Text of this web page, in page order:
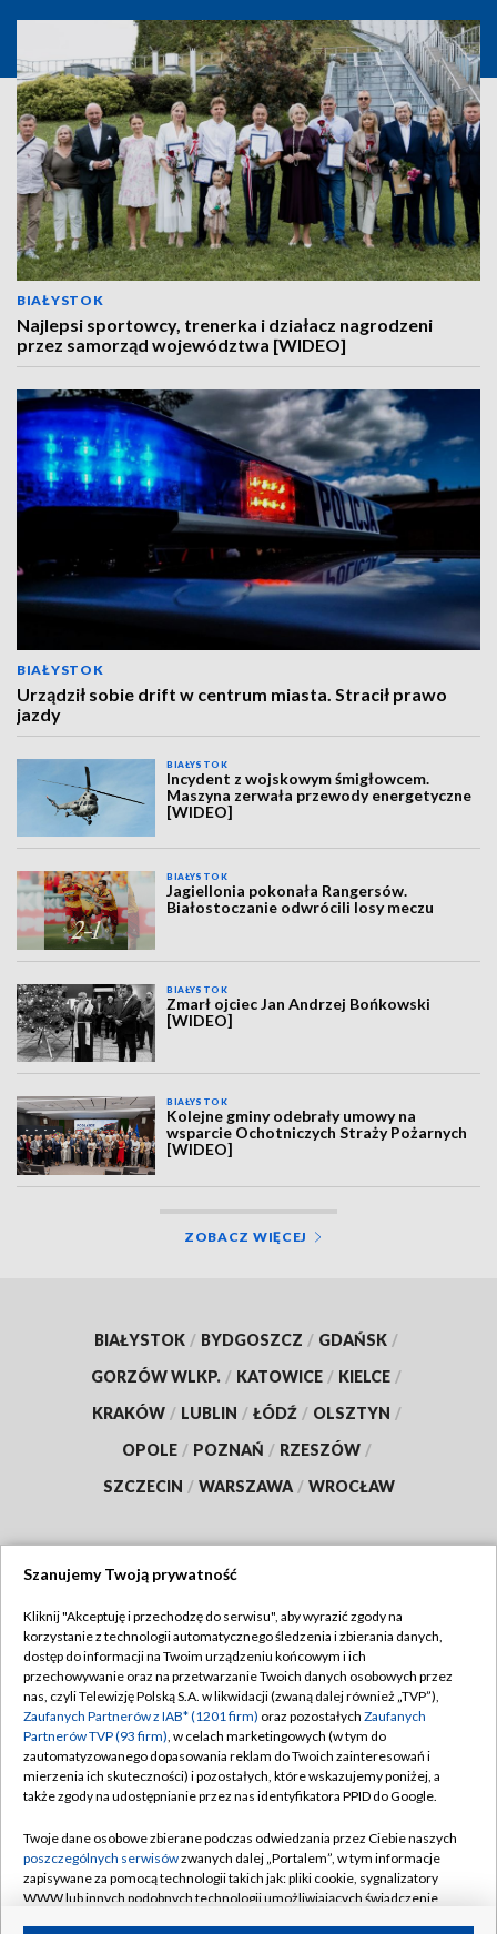
BIAŁYSTOK
Najlepsi sportowcy, trenerka i działacz nagrodzeni
przez samorząd województwa [WIDEO]
BIAŁYSTOK
Urządził sobie drift w centrum miasta. Stracił prawo
jazdy
BIAŁYSTOK
Incydent z wojskowym śmigłowcem.
Maszyna zerwała przewody energetyczne
[WIDEO]
BIAŁYSTOK
Jagiellonia pokonała Rangersów.
Białostoczanie odwrócili losy meczu
BIAŁYSTOK
Zmarł ojciec Jan Andrzej Bońkowski
[WIDEO]
BIAŁYSTOK
Kolejne gminy odebrały umowy na
wsparcie Ochotniczych Straży Pożarnych
[WIDEO]
ZOBACZ WIĘCEJ
BIAŁYSTOK / BYDGOSZCZ / GDAŃSK /
GORZÓW WLKP. / KATOWICE / KIELCE /
KRAKÓW / LUBLIN / ŁÓDŹ / OLSZTYN /
OPOLE / POZNAŃ / RZESZÓW /
SZCZECIN / WARSZAWA / WROCŁAW
TVP
Abonament TVP
Emisja w TVP
Centrum informacji TVP
Naziemna Telewizja Cyfrowa
Rada Programowa
System NOS
Informacje o nadawcy
Regulamin TVP
Polityka prywatności
Moje zgody
Pomoc
Kontakt
Szanujemy Twoją prywatność
Kliknij "Akceptuję i przechodzę do serwisu", aby wyrazić zgody na
korzystanie z technologii automatycznego śledzenia i zbierania danych,
dostęp do informacji na Twoim urządzeniu końcowym i ich
przechowywanie oraz na przetwarzanie Twoich danych osobowych przez
nas, czyli Telewizję Polską S.A. w likwidacji (zwaną dalej również „TVP”),
Zaufanych Partnerów z IAB* (1201 firm) oraz pozostałych Zaufanych
Partnerów TVP (93 firm), w celach marketingowych (w tym do
zautomatyzowanego dopasowania reklam do Twoich zainteresowań i
mierzenia ich skuteczności) i pozostałych, które wskazujemy poniżej, a
także zgody na udostępnianie przez nas identyfikatora PPID do Google.
Twoje dane osobowe zbierane podczas odwiedzania przez Ciebie naszych
poszczególnych serwisówzwanych dalej „Portalem”, w tym informacje
zapisywane za pomocą technologii takich jak: pliki cookie, sygnalizatory
WWW lub innych podobnych technologii umożliwiających świadczenie